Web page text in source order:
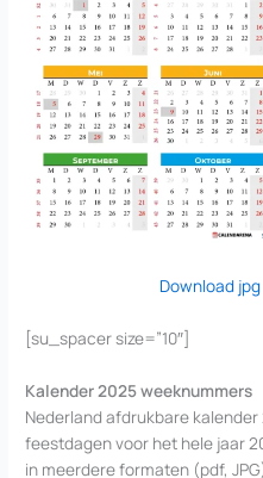
Download jpg
[su_spacer size=”10″]
Kalender 2025 weeknummers
Nederland afdrukbare
feestdagen voor het hele jaar
in meerdere formaten (pdf,